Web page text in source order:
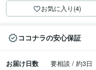
お気に入り(4)
ココナラの安心保証
お届け日数 要相談 / 約3日